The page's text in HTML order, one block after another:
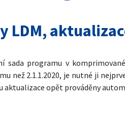
sada programu v
než 2.1.1.2020, je nutné ji
aktualizace opět prováděny